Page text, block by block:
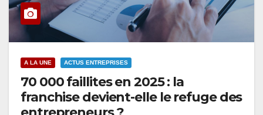
A LA UNE ACTUS ENTREPRISES
70 000 faillites en 2025 : la
franchise devient-elle le refuge des